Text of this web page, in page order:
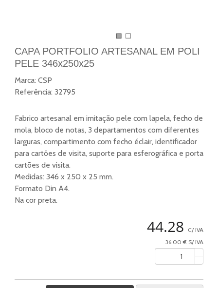
CAPA PORTFOLIO ARTESANAL EM POLI
PELE 346x250x25
Marca: CSP
Referência: 32795
Fabrico artesanal em imitação pele com lapela, fecho de
mola, bloco de notas, 3 departamentos com diferentes
larguras, compartimento com fecho éclair, identificador
para cartões de visita, suporte para esferográfica e porta
cartões de visita.
Medidas: 346 x 250 x 25 mm.
Formato Din A4.
Na cor preta.
44.28
C/ IVA
36.00 € S/ IVA